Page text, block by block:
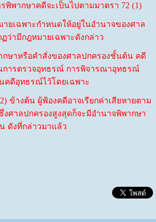
พิพากษาคดีจะเป็นไปตามมาตรา 72 (1)
พาะกำหนดให้อยู่ในอำนาจของศาล
ว่ามีกฎหมายเฉพาะดังกล่าว
หรือคำสั่งของศาลปกครองชั้นต้น คดี
ารตรวจอุทธรณ์ การพิจารณาอุทธรณ์
คดีอุทธรณ์ไว้โดยเฉพาะ
งต้น ผู้ฟ้องคดีอาจเรียกค่าเสียหายตาม
งศาลปกครองสูงสุดก็จะมีอำนาจพิพากษา
ดังที่กล่าวมาแล้ว